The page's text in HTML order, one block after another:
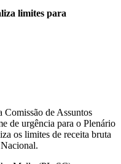
limites para
Comissão de Assuntos
de urgência para o Plenário
os limites de receita bruta